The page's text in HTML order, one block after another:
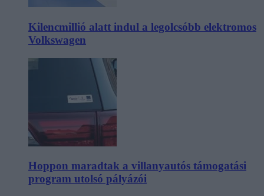
Kilencmillió alatt indul a legolcsóbb elektromos
Volkswagen
Hoppon maradtak a villanyautós támogatási
program utolsó pályázói